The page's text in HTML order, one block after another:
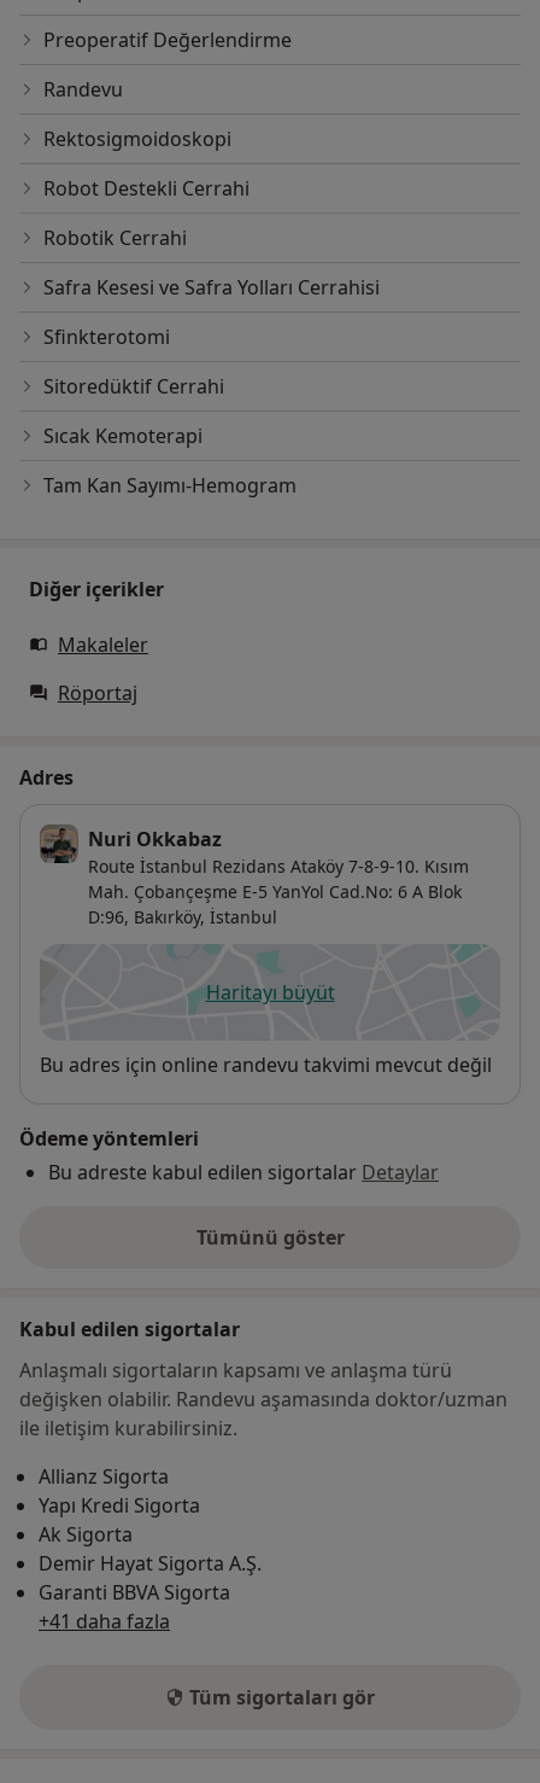
Preoperatif Değerlendirme
Randevu
Rektosigmoidoskopi
Robot Destekli Cerrahi
Robotik Cerrahi
Safra Kesesi ve Safra Yolları Cerrahisi
Sfinkterotomi
Sitoredüktif Cerrahi
Sıcak Kemoterapi
Tam Kan Sayımı-Hemogram
Diğer içerikler
Makaleler
Röportaj
Adres
Nuri Okkabaz
Route İstanbul Rezidans Ataköy 7-8-9-10. Kısım
Mah. Çobançeşme E-5 YanYol Cad.No: 6 A Blok
D:96, Bakırköy, İstanbul
Haritayı büyütyeni bir sekmede açılır
Uygunluk
Bu adres için online randevu takvimi mevcut değil
Ödeme yöntemleri
Bu adreste kabul edilen sigortalar Detaylar
Tümünü göster
adres hakkında
Kabul edilen sigortalar
Anlaşmalı sigortaların kapsamı ve anlaşma türü
değişken olabilir. Randevu aşamasında doktor/uzman
ile iletişim kurabilirsiniz.
Allianz Sigorta
Yapı Kredi Sigorta
Ak Sigorta
Demir Hayat Sigorta A.Ş.
Garanti BBVA Sigorta
+41 daha fazla
Tüm sigortaları gör